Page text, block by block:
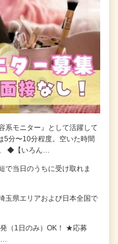
系モニター』として活躍して
5分〜10分程度。空いた時間
◆【いろん…
当日のうちに受け取れま
県エリアおよび日本全国で
（1日のみ）OK！ ★応募